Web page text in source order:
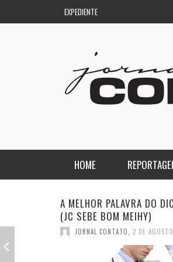
EXPEDIENTE
HOME
REGIONAL
DE PASSAGEM
A ESTRANHA VISITA DO
SEBE BOM MEIHY)
JORNAL CONTATO 26 DE